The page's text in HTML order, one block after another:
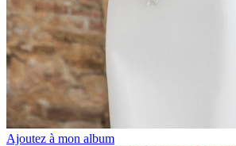
Ajoutez à mon album